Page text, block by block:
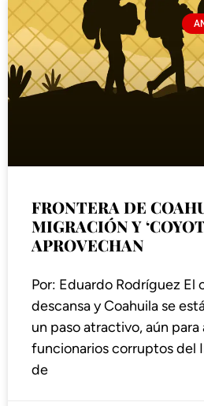
FRONTERA DE
MIGRACIÓN Y
APROVECHAN
Por: Eduardo Rodríguez El
descansa y Coahuila se
un paso atractivo, aún para
funcionarios corruptos del
de